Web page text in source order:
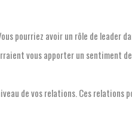
pourriez avoir un rôle de leader
vous apporter un sentiment
de vos relations. Ces relations